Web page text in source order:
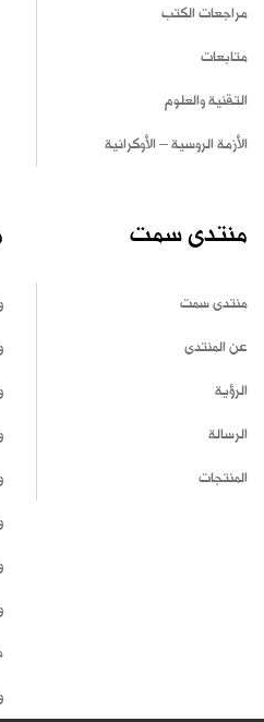
مراجعات الكتب
متابعات
التقنية والعلوم
الأزمة الروسية – الأوكرانية
منتدى سمت
منتدى سمت
عن المنتدى
الرؤية
الرسالة
المنتجات